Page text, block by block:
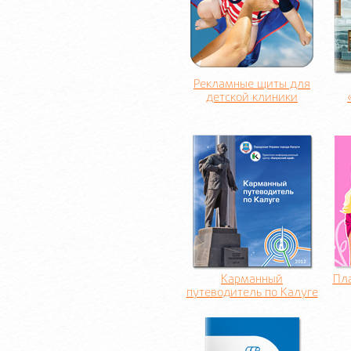
Рекламные щиты для
детской клиники
Карманный
путеводитель по Калуге